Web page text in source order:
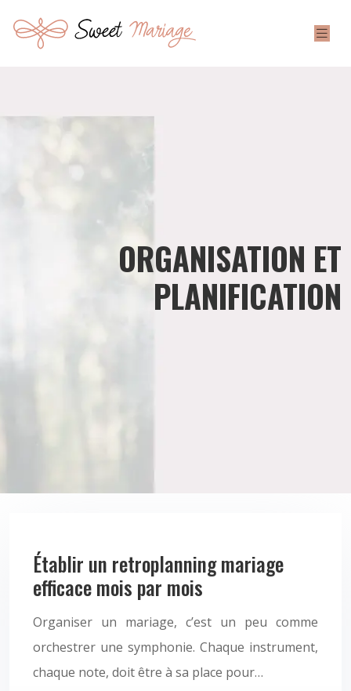
ORGANISATION ET
PLANIFICATION
Établir un retroplanning mariage
efficace mois par mois
Organiser un mariage, c’est un peu comme
orchestrer une symphonie. Chaque instrument,
chaque note, doit être à sa place pour…